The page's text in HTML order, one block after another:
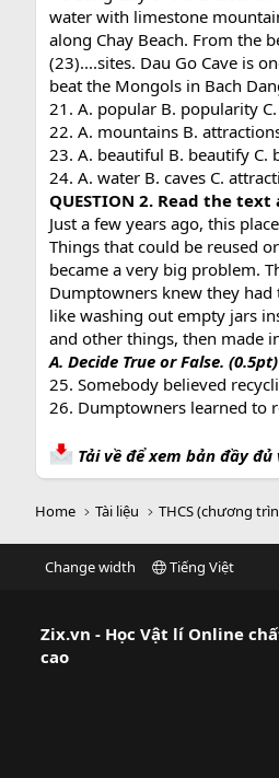
water with limestone
along Chay Beach. From the
(23)....sites. Dau Go Cave is
beat the Mongols in Bach
21. A. popular B. popularity
22. A. mountains B.
23. A. beautiful B. beautify C.
24. A. water B. caves C.
QUESTION 2. Read the
Just a few years ago, this
Things that could be reused
became a very big problem.
Dumptowners knew they
like washing out empty jars
and other things, then made
A. Decide True or False. (0.5pt)
25. Somebody believed
26. Dumptowners learned to
Tải về để xem bản đầy
Home Tài liệu THCS (chương
Change width Tiếng Việt
Zix.vn - Học Vật lí Online
cao